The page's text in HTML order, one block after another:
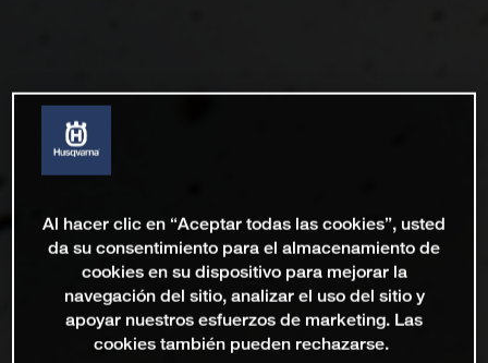
Al hacer clic en “Aceptar todas las cookies”, usted
da su consentimiento para el almacenamiento de
cookies en su dispositivo para mejorar la
navegación del sitio, analizar el uso del sitio y
apoyar nuestros esfuerzos de marketing. Las
cookies también pueden rechazarse.